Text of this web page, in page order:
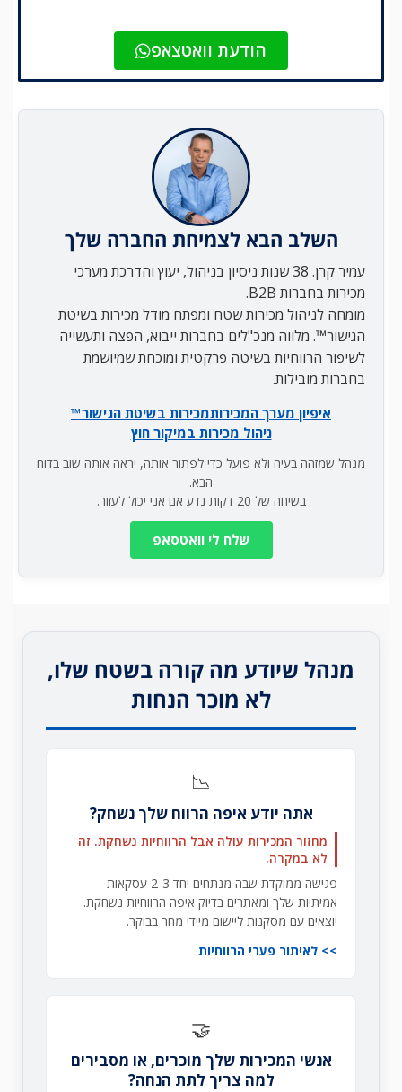
הודעת וואטצאפ
השלב הבא לצמיחת החברה שלך
עמיר קרן. 38 שנות ניסיון בניהול, יעוץ והדרכת מערכי
מכירות בחברות B2B.
מומחה לניהול מכירות שטח ומפתח מודל מכירות בשיטת
הגישור™. מלווה מנכ"לים בחברות ייבוא, הפצה ותעשייה
לשיפור הרווחיות בשיטה פרקטית ומוכחת שמיושמת
בחברות מובילות.
איפיון מערך המכירותמכירות בשיטת הגישור™
ניהול מכירות במיקור חוץ
מנהל שמזהה בעיה ולא פועל כדי לפתור אותה, יראה אותה שוב בדוח
הבא.
בשיחה של 20 דקות נדע אם אני יכול לעזור.
שלח לי וואטסאפ
מנהל שיודע מה קורה בשטח שלו,
לא מוכר הנחות
📉
אתה יודע איפה הרווח שלך נשחק?
מחזור המכירות עולה אבל הרווחיות נשחקת. זה
לא במקרה.
פגישה ממוקדת שבה מנתחים יחד 2-3 עסקאות
אמיתיות שלך ומאתרים בדיוק איפה הרווחיות נשחקת.
יוצאים עם מסקנות ליישום מיידי מחר בבוקר.
לאיתור פערי הרווחיות
🤝
אנשי המכירות שלך מוכרים, או מסבירים
למה צריך לתת הנחה?